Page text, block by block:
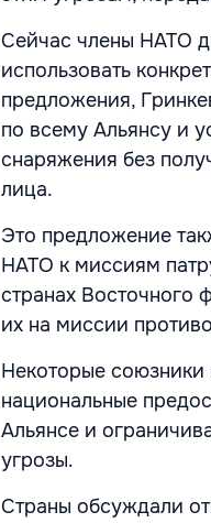
Сейчас члены НАТО
использовать
предложения,
по всему Альянсу и
снаряжения без
лица.
Это предложение
НАТО к миссиям
странах Восточного
их на миссии
Некоторые
национальные
Альянсе и
угрозы.
Страны обсуждали